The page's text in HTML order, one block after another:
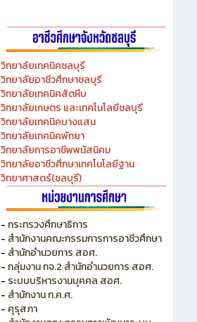
วิทยาลัยเทคนิคชลบุรี
วิทยาลัยอาชีวศึกษาชลบุรี
วิทยาลัยเทคนิคสัตหีบ
วิทยาลัยเกษตร และเทคโนโลยีชลบุรี
วิทยาลัยเทคนิคบางแสน
วิทยาลัยเทคนิคพัทยา
วิทยาลัยการอาชีพพนัสนิคม
วิทยาลัยอาชีวศึกษาเทคโนโลยีฐาน
วิทยาศาสตร์(ชลบุรี)
-กระทรวงศึกษาธิการ
- สำนักงานคณะกรรมการการอาชีวศึกษา
- สำนักอำนวยการ สอศ.
-กลุ่มงาน กจ.2 สำนักอำนวยการ สอศ.
- ระบบบริหารงานบุคคล สอศ.
- สำนักงาน ก.ค.ศ.
- คุรุสภา